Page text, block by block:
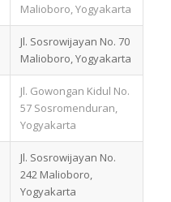
Malioboro, Yogyakarta
Jl. Sosrowijayan No. 70
Malioboro, Yogyakarta
Jl. Gowongan Kidul No.
57 Sosromenduran,
Yogyakarta
Jl. Sosrowijayan No.
242 Malioboro,
Yogyakarta